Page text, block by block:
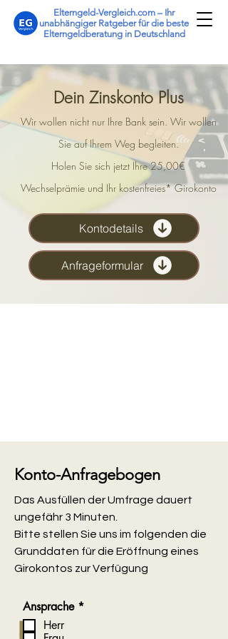
Elterngeld-Vergleich.com – Ihr
unabhängiger Ratgeber für die beste
Elterngeldberatung in Deutschland
Dein Zinskonto Plus
Wir wollen nicht nur Ihre Bank sein. Wir wollen
Sie auf Ihrem Weg begleiten.
Holen Sie sich jetzt Ihre 25,00€
Wechselprämie und Ihr kostenfreies* Girokonto
Kontodetails
Anfrageformular
Konto-Anfragebogen
Das Ausfüllen der Umfrage dauert
ungefähr 3 Minuten.
Bitte stellen Sie uns im folgenden die
Grunddaten für die Eröffnung eines
Girokontos zur Verfügung
Ansprache *P
Herr